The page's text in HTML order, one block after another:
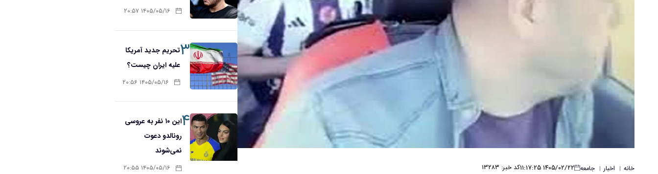
خانه | اخبار | جامعه ۱۴۰۵/۰۲/۲۲ ۱۱:۱۷:۲۵ کد خبر: ۱۳۲۸۳
۱۴۰۵/۰۵/۱۶ ۲۰:۵۷
۳تحریم‌ جدید آمریکا
علیه ایران چیست؟
۱۴۰۵/۰۵/۱۶ ۲۰:۵۶
۴
این ۱۰ نفر به عروسی
رونالدو دعوت
نمی‌شوند
۱۴۰۵/۰۵/۱۶ ۲۰:۵۵